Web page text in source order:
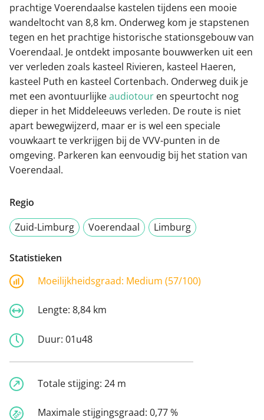
prachtige Voerendaalse kastelen tijdens een mooie
wandeltocht van 8,8 km. Onderweg kom je stapstenen
tegen en het prachtige historische stationsgebouw van
Voerendaal. Je ontdekt imposante bouwwerken uit een
ver verleden zoals kasteel Rivieren, kasteel Haeren,
kasteel Puth en kasteel Cortenbach. Onderweg duik je
met een avontuurlijkeaudiotour en speurtocht nog
dieper in het Middeleeuws verleden. De route is niet
apart bewegwijzerd, maar er is wel een speciale
vouwkaart te verkrijgen bij de VVV-punten in de
omgeving. Parkeren kan eenvoudig bij het station van
Voerendaal.
Regio
Zuid-Limburg
Voerendaal Limburg
Statistieken
Moeilijkheidsgraad: Medium (57/100)
Lengte: 8,84 km
Duur: 01u48
Totale stijging: 24 m
Maximale stijgingsgraad: 0,77 %